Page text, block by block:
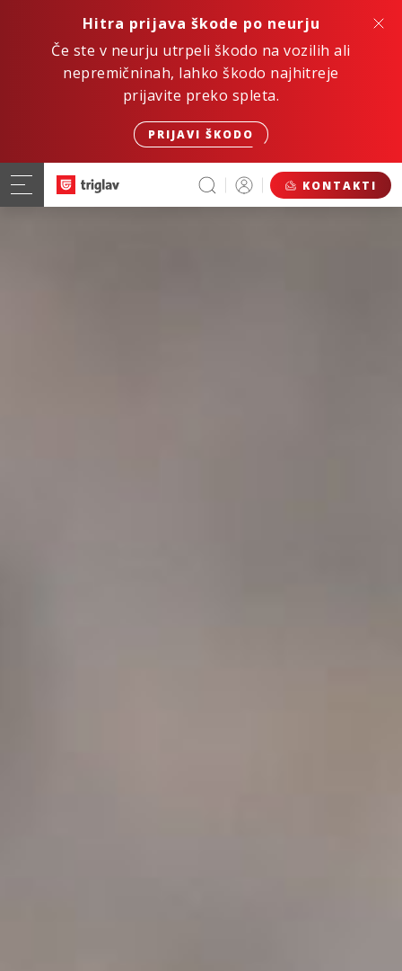
Hitra prijava škode po neurju
Če ste v neurju utrpeli škodo na vozilih ali
nepremičninah, lahko škodo najhitreje
prijavite preko spleta.
PRIJAVI ŠKODO
KONTAKTI